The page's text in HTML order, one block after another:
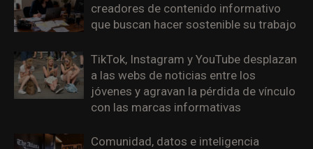
creadores de contenido informativo
que buscan hacer sostenible su trabajo
TikTok, Instagram y YouTube desplazan
a las webs de noticias entre los
jóvenes y agravan la pérdida de vínculo
con las marcas informativas
Comunidad, datos e inteligencia